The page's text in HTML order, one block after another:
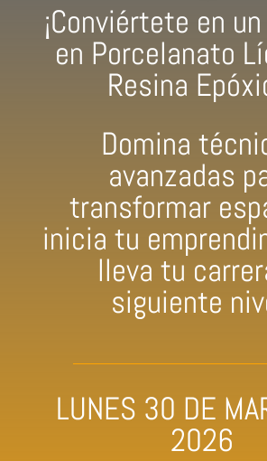
¡Conviértete en
en Porcelanato
Resina
Domina
avanzadas
transformar
inicia tu
lleva tu
siguiente
LUNES 30 DE
2026